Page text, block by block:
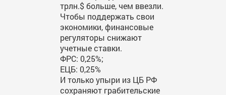
трлн.$ больше, чем ввезли.
Чтобы поддержать свои
экономики, финансовые
регуляторы снижают
учетные ставки.
ФРС: 0,25%;
ЕЦБ: 0,25%
И только упыри из ЦБ РФ
сохраняют грабительские